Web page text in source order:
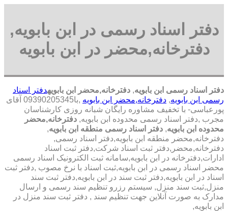
دفتر اسناد رسمی در ابن بابویه,
دفترخانه,محضر در ابن بابویه
دفتر اسناد رسمی ابن بابویه, دفترخانه,محضر ابن بابویهدفتر اسناد
رسمی ابن بابویه, دفترخانه,محضر ابن بابویه ,با
09390205345 آقای
پورعباسی- با تخفیف مشاوره رايگان شبانه روزی کارشناسان
مجرب ,دفتر اسناد رسمی محدوده ابن بابویه, دفترخانه,محضر
محدوده ابن بابویه, دفتر اسناد رسمی منطقه ابن بابویه,
دفترخانه,محضر منطقه ابن بابویه,دفتر اسناد رسمی,
دفترخانه,محضر,دفتر ثبت اسناد شرکت,دفتر ثبت اسناد
ادارات,دفترخانه در ابن بابویه,سامانه ثبت الکترونیک اسناد رسمی
محضر اسناد رسمی در ابن بابویه,ثبت اسناد با نرخ مصوب ,دفتر ثبت
اسناد در ابن بابویه,دفتر ثبت سند در ابن بابویه,دفتر ثبت سند
منزل,ثبت سند منزل, سیستم رزرو تنظیم سند رسمی و ارسال
مدارک به صورت آنلاین جهت تنظیم سند , دفتر ثبت سند منزل در
ابن بابویه,